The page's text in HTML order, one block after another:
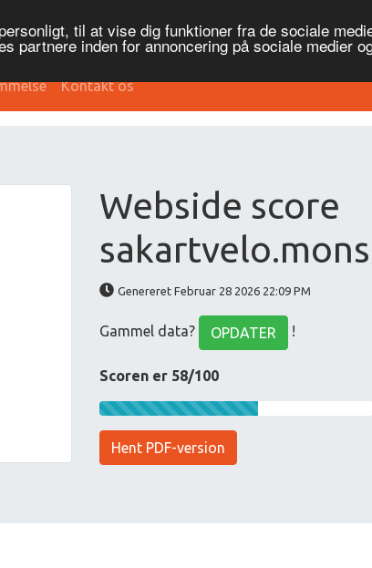
til at vise dig funktioner fra de sociale
partnere inden for annoncering på sociale medier
Kontakt os
Webside score
Genereret Februar 28 2026 22:09 PM
Gammel data? OPDATER !
Scoren er 58/100
Hent PDF-version